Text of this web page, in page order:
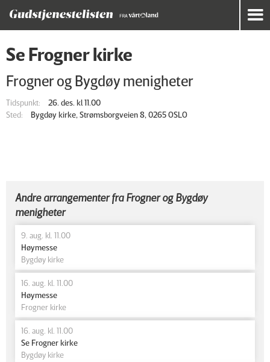
Se Frogner kirke
Frogner og Bygdøy menigheter
Tidspunkt:
26. des. kl 11.00
Sted:
Bygdøy kirke, Strømsborgveien 8, 0265 OSLO
Andre arrangementer fra Frogner og Bygdøy
menigheter
9. aug. kl. 11.00
Høymesse
Bygdøy kirke
16. aug. kl. 11.00
Høymesse
Frogner kirke
16. aug. kl. 11.00
Se Frogner kirke
Bygdøy kirke